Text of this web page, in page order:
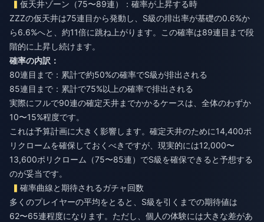
仮天井ゾーン（75〜89連）：確率が上昇する時
ZZZの仮天井は75連目から発動し、S級の排出率が基礎の0.6%か
ら6.6%へと、約11倍に跳ね上がります。この確率は89連目まで段
階的に上昇し続けます。
確率の内訳：
80連目まで：累計で約50%の確率でS級が排出される
85連目まで：累計で75%以上の確率で排出される
実際にフルで90連の確定天井までかかるケースは、全体のわずか
10〜15%程度です。
これは予算計画に大きく影響します。確定天井のために14,400ポ
リクロームを確保しておくべきですが、現実的には12,000〜
13,600ポリクローム（75〜85連）でS級を確保できると予想する
のが妥当です。
確率曲線と期待されるガチャ回数
多くのプレイヤーの平均をとると、S級を引くまでの期待値は
62〜65連程度になります。ただし、個人の体験には大きな差があ